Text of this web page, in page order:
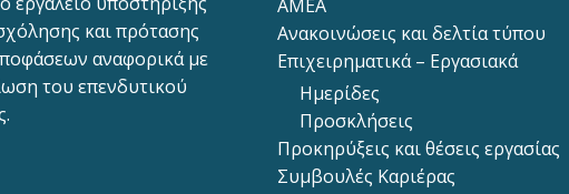
και πρότασης
αναφορικά με
του επενδυτικού
ΑΜΕΑ
Ανακοινώσεις και δελτία τύπου
Επιχειρηματικά – Εργασιακά
Ημερίδες
Προσκλήσεις
Προκηρύξεις και θέσεις εργασίας
Συμβουλές Καριέρας